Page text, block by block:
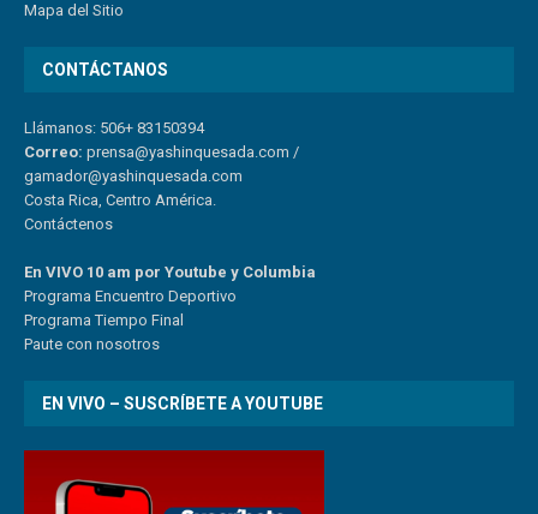
Mapa del Sitio
CONTÁCTANOS
Llámanos: 506+ 83150394
Correo: prensa@yashinquesada.com /
gamador@yashinquesada.com
Costa Rica, Centro América.
Contáctenos
En VIVO 10 am por Youtube y Columbia
Programa Encuentro Deportivo
Programa Tiempo Final
Paute con nosotros
EN VIVO – SUSCRÍBETE A YOUTUBE